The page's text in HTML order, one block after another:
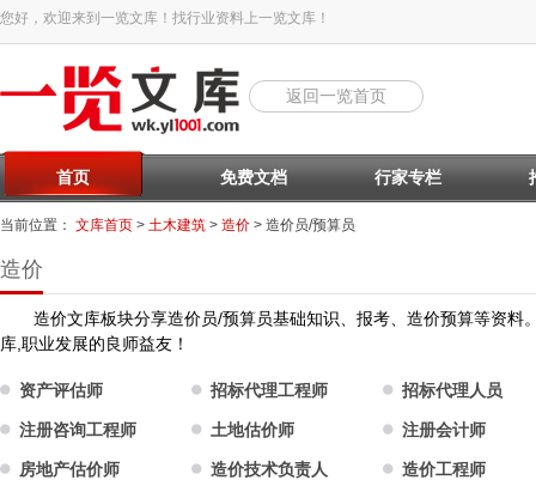
您好，欢迎来到一览文库！找行业资料上一览文库！
返回一览首页
首页 免费文档 行家专栏
当前位置： 文库首页 > 土木建筑 > 造价 > 造价员/预算员
造价
造价文库板块分享造价员/预算员基础知识、报考、造价预算等资料
库,职业发展的良师益友！
资产评估师 招标代理工程师 招标代理人员
注册咨询工程师 土地估价师 注册会计师
房地产估价师 造价技术负责人 造价工程师